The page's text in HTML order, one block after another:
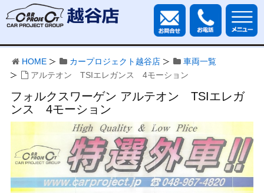
HOME カープロジェクト越谷店
車両一覧
アルテオン TSIエレガンス 4モーション
フォルクスワーゲン アルテオン TSIエレガ
ンス 4モーション